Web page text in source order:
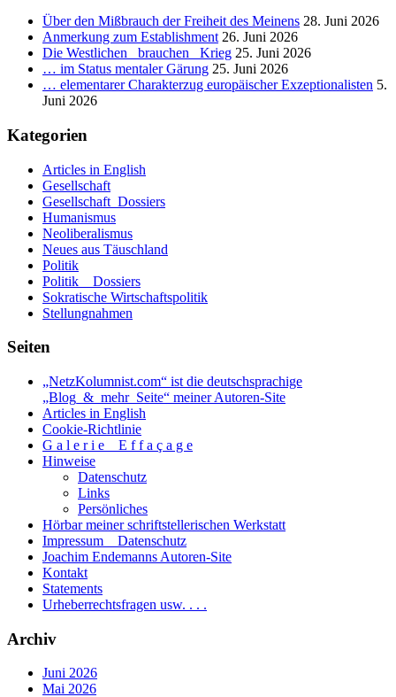
Über den Mißbrauch der Freiheit des Meinens 28. Juni 2026
Anmerkung zum Establishment 26. Juni 2026
Die Westlichen _brauchen_ Krieg 25. Juni 2026
… im Status mentaler Gärung 25. Juni 2026
… elementarer Charakterzug europäischer Exzeptionalisten 5.
Juni 2026
Kategorien
Articles in English
Gesellschaft
Gesellschaft_Dossiers
Humanismus
Neoliberalismus
Neues aus Täuschland
Politik
Politik _ Dossiers
Sokratische Wirtschaftspolitik
Stellungnahmen
Seiten
„NetzKolumnist.com“ ist die deutschsprachige
„Blog_&_mehr_Seite“ meiner Autoren-Site
Articles in English
Cookie-Richtlinie
G a l e r i e _ E f f a ç a g e
Hinweise
Datenschutz
Links
Persönliches
Hörbar meiner schriftstellerischen Werkstatt
Impressum _ Datenschutz
Joachim Endemanns Autoren-Site
Kontakt
Statements
Urheberrechtsfragen usw. . . .
Archiv
Juni 2026
Mai 2026